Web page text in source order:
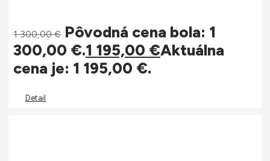
1 300,00€ Pôvodná cena bola: 1
300,00 €.1 195,00 €Aktuálna
cena je: 1 195,00 €.
Detail